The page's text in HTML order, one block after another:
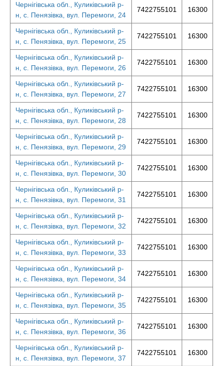
Чернігівська обл., Куликівський р-
н, с. Пенязівка, вул. Перемоги, 24
7422755101 16300
Чернігівська обл., Куликівський р-
н, с. Пенязівка, вул. Перемоги, 25
7422755101 16300
Чернігівська обл., Куликівський р-
н, с. Пенязівка, вул. Перемоги, 26
7422755101 16300
Чернігівська обл., Куликівський р-
н, с. Пенязівка, вул. Перемоги, 27
7422755101 16300
Чернігівська обл., Куликівський р-
н, с. Пенязівка, вул. Перемоги, 28
7422755101 16300
Чернігівська обл., Куликівський р-
н, с. Пенязівка, вул. Перемоги, 29
7422755101 16300
Чернігівська обл., Куликівський р-
н, с. Пенязівка, вул. Перемоги, 30
7422755101 16300
Чернігівська обл., Куликівський р-
н, с. Пенязівка, вул. Перемоги, 31
7422755101 16300
Чернігівська обл., Куликівський р-
н, с. Пенязівка, вул. Перемоги, 32
7422755101 16300
Чернігівська обл., Куликівський р-
н, с. Пенязівка, вул. Перемоги, 33
7422755101 16300
Чернігівська обл., Куликівський р-
н, с. Пенязівка, вул. Перемоги, 34
7422755101 16300
Чернігівська обл., Куликівський р-
н, с. Пенязівка, вул. Перемоги, 35
7422755101 16300
Чернігівська обл., Куликівський р-
н, с. Пенязівка, вул. Перемоги, 36
7422755101 16300
Чернігівська обл., Куликівський р-
н, с. Пенязівка, вул. Перемоги, 37
7422755101 16300